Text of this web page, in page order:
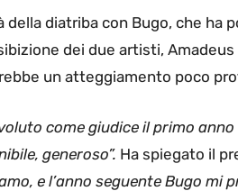
della diatriba con Bugo, che ha
dei due artisti,
un atteggiamento poco
voluto come giudice il primo
generoso”. Ha spiegato il
e l’anno seguente Bugo mi